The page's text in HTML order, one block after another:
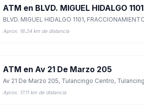
ATM en BLVD. MIGUEL HIDALGO 1101
Aprox. 16.24 km de distancia
ATM en Av 21 De Marzo 205
Aprox. 17.11 km de distancia